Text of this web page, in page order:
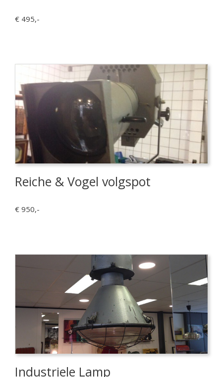
€ 495,-
Reiche & Vogel volgspot
€ 950,-
Industriele Lamp